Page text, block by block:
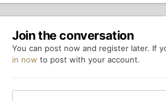
Join the conversation
You can post now and register later. If
in now to post with your account.